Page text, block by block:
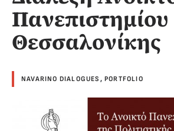
Πανεπιστημίου
Θεσσαλονίκης
NAVARINO DIALOGUES ,PORTFOLIO